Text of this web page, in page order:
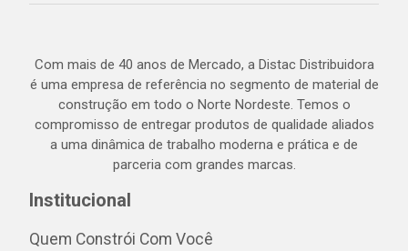
Com mais de 40 anos de Mercado, a Distac Distribuidora
é uma empresa de referência no segmento de material de
construção em todo o Norte Nordeste. Temos o
compromisso de entregar produtos de qualidade aliados
a uma dinâmica de trabalho moderna e prática e de
parceria com grandes marcas.
Institucional
Quem Constrói Com Você